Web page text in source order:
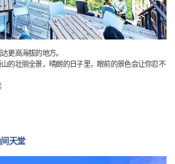
更高海拔的地方。
的壮丽全景，晴朗的日子里，眼前的景色会让你忍不
天堂